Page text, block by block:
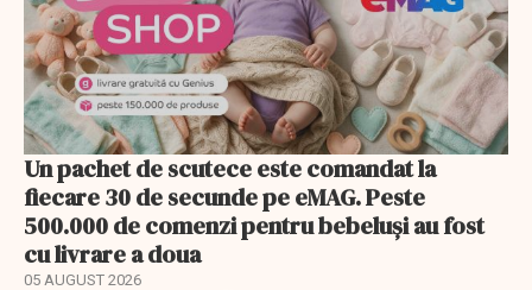
Un pachet de scutece este comandat la
fiecare 30 de secunde pe eMAG. Peste
500.000 de comenzi pentru bebeluși au fost
cu livrare a doua
05 AUGUST 2026